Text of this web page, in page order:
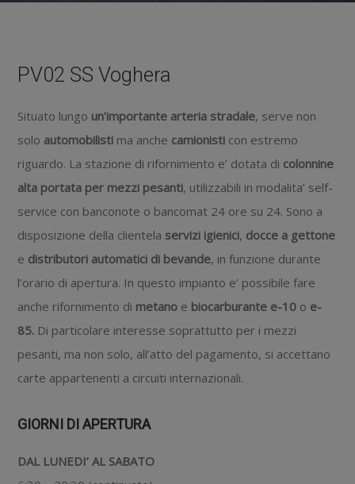
PV02 SS Voghera
Situato lungo un’importante arteria stradale, serve non
solo automobilisti ma anche camionisti con estremo
riguardo. La stazione di rifornimento e’ dotata di colonnine
alta portata per mezzi pesanti, utilizzabili in modalita’ self-
service con banconote o bancomat 24 ore su 24. Sono a
disposizione della clientela servizi igienici, docce a gettone
e distributori automatici di bevande, in funzione durante
l’orario di apertura. In questo impianto e’ possibile fare
anche rifornimento di metano e biocarburante e-10 o e-
85. Di particolare interesse soprattutto per i mezzi
pesanti, ma non solo, all’atto del pagamento, si accettano
carte appartenenti a circuiti internazionali.
GIORNI DI APERTURA
DAL LUNEDI’ AL SABATO